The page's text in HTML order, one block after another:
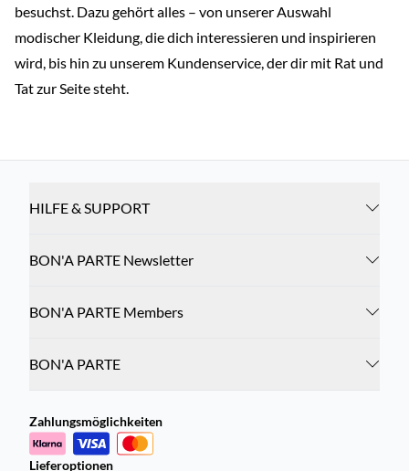
besuchst. Dazu gehört alles – von unserer Auswahl
modischer Kleidung, die dich interessieren und inspirieren
wird, bis hin zu unserem Kundenservice, der dir mit Rat und
Tat zur Seite steht.
HILFE & SUPPORT
BON'A PARTE Newsletter
BON'A PARTE Members
BON'A PARTE
Zahlungsmöglichkeiten
Lieferoptionen